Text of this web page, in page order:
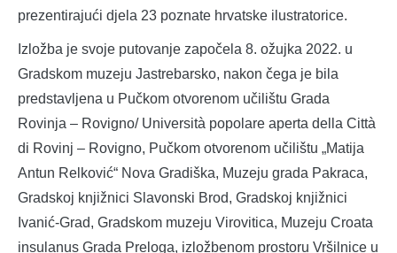
prezentirajući djela 23 poznate hrvatske ilustratorice.
Izložba je svoje putovanje započela 8. ožujka 2022. u
Gradskom muzeju Jastrebarsko, nakon čega je bila
predstavljena u Pučkom otvorenom učilištu Grada
Rovinja – Rovigno/ Università popolare aperta della Città
di Rovinj – Rovigno, Pučkom otvorenom učilištu „Matija
Antun Relković“ Nova Gradiška, Muzeju grada Pakraca,
Gradskoj knjižnici Slavonski Brod, Gradskoj knjižnici
Ivanić-Grad, Gradskom muzeju Virovitica, Muzeju Croata
insulanus Grada Preloga, izložbenom prostoru Vršilnice u